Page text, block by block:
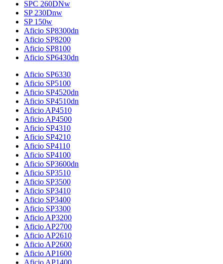
SPC 260DNw
SP 230Dnw
SP 150w
Aficio SP8300dn
Aficio SP8200
Aficio SP8100
Aficio SP6430dn
Aficio SP6330
Aficio SP5100
Aficio SP4520dn
Aficio SP4510dn
Aficio AP4510
Aficio AP4500
Aficio SP4310
Aficio SP4210
Aficio SP4110
Aficio SP4100
Aficio SP3600dn
Aficio SP3510
Aficio SP3500
Aficio SP3410
Aficio SP3400
Aficio SP3300
Aficio AP3200
Aficio AP2700
Aficio AP2610
Aficio AP2600
Aficio AP1600
Aficio AP1400